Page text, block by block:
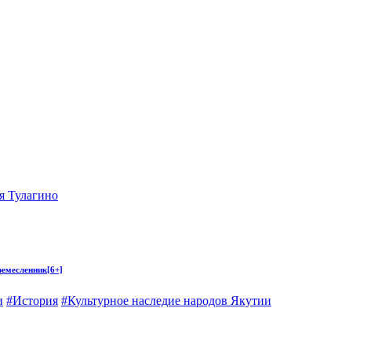
Тулагино
[6+]
#История #Культурное наследие народов Якутии